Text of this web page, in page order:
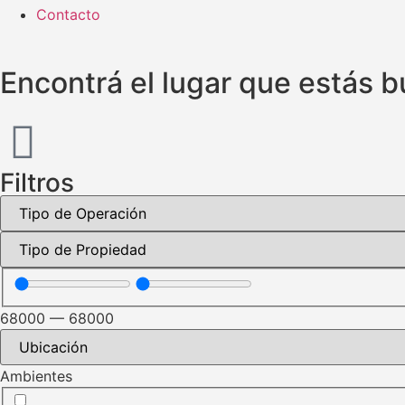
Contacto
Encontrá el lugar que estás
Filtros
68000 — 68000
Ambientes